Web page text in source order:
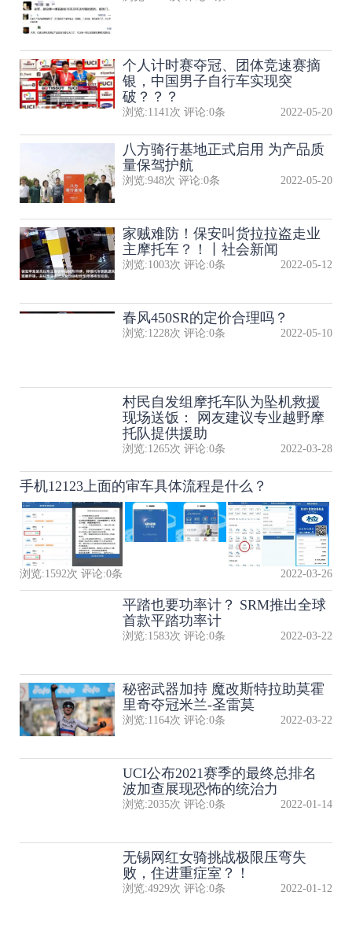
个人计时赛夺冠、团体竞速赛摘
银，中国男子自行车实现突
破？？？
浏览:1141 次 评论:0条 2022-05-20
八方骑行基地正式启用 为产品质
量保驾护航
浏览:948次 评论:0条 2022-05-20
家贼难防！保安叫货拉拉盗走业
主摩托车？！丨社会新闻
浏览:1003次 评论:0条 2022-05-12
春风450SR的定价合理吗？
浏览:1228次 评论:0条 2022-05-10
村民自发组摩托车队为坠机救援
现场送饭： 网友建议专业越野摩
托队提供援助
浏览:1265次 评论:0条 2022-03-28
手机12123上面的审车具体流程是什么？
浏览:1592次 评论:0条 2022-03-26
平踏也要功率计？ SRM推出全球
首款平踏功率计
浏览:1583次 评论:0条 2022-03-22
秘密武器加持 魔改斯特拉助莫霍
里奇夺冠米兰-圣雷莫
浏览:1164次 评论:0条 2022-03-22
UCI公布2021赛季的最终总排名
波加查展现恐怖的统治力
浏览:2035次 评论:0条 2022-01-14
无锡网红女骑挑战极限压弯失
败，住进重症室？！
浏览:4929次 评论:0条 2022-01-12